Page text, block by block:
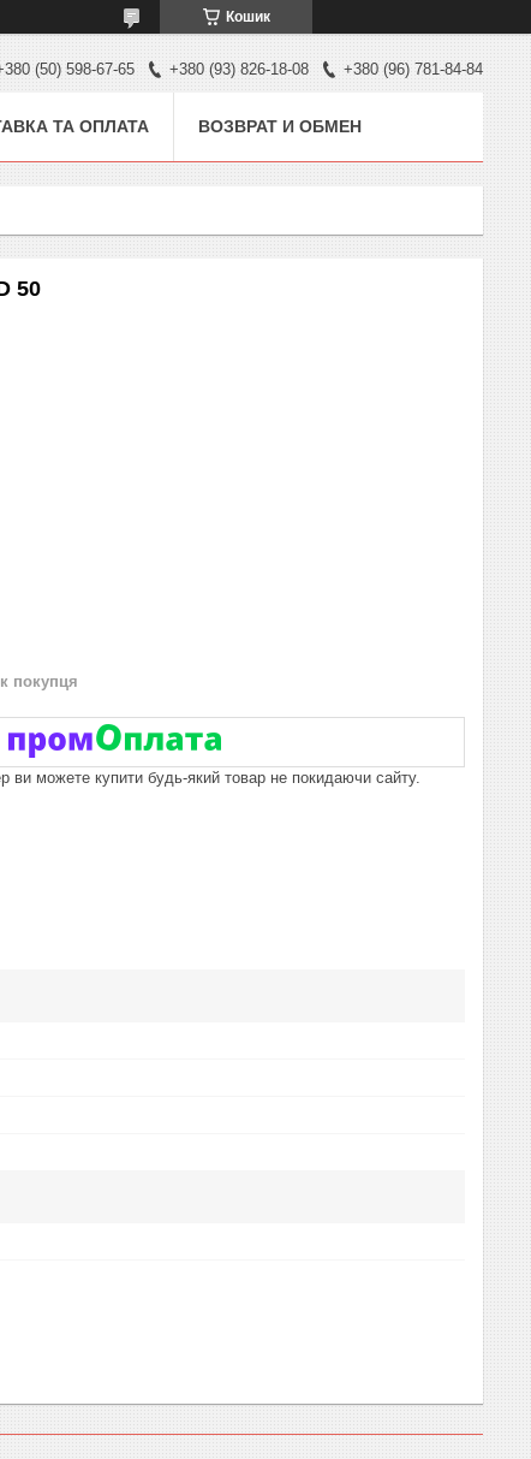
Кошик
(50) 598-67-65 +380 (93) 826-18-08 +380 (96) 781-84-84
ТА ОПЛАТА ВОЗВРАТ И ОБМЕН
50
покупця
ви можете купити будь-який товар не покидаючи сайту.